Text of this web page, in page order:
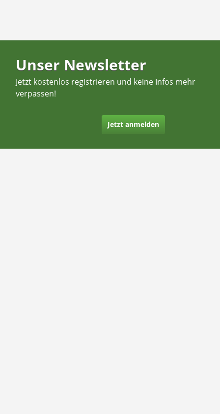
Unser Newsletter
Jetzt kostenlos registrieren und keine Infos mehr
verpassen!
Jetzt anmelden